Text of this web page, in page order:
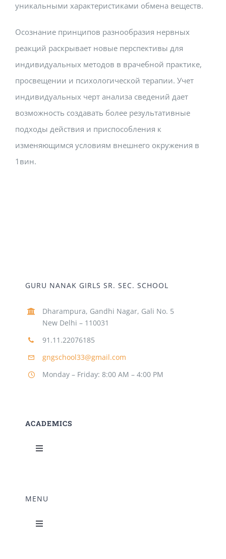
уникальными характеристиками обмена веществ.
Осознание принципов разнообразия нервных
реакций раскрывает новые перспективы для
индивидуальных методов в врачебной практике,
просвещении и психологической терапии. Учет
индивидуальных черт анализа сведений дает
возможность создавать более результативные
подходы действия и приспособления к
изменяющимся условиям внешнего окружения в
1вин.
GURU NANAK GIRLS SR. SEC. SCHOOL
Dharampura, Gandhi Nagar, Gali No. 5
New Delhi – 110031
91.11.22076185
gngschool33@gmail.com
Monday – Friday: 8:00 AM – 4:00 PM
ACADEMICS
Toggle
MENU
Toggle